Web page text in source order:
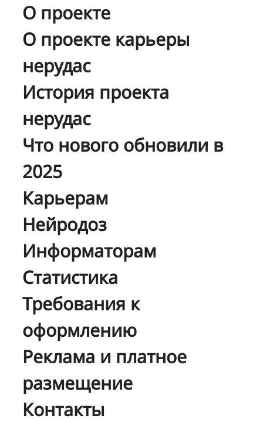
О проекте
О проекте карьеры
нерудас
История проекта
нерудас
Что нового обновили в
2025
Карьерам
Нейродоз
Информаторам
Статистика
Требования к
оформлению
Реклама и платное
размещение
Контакты